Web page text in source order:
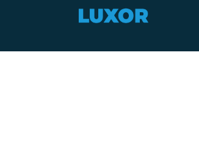
Overslaan naar inhoud